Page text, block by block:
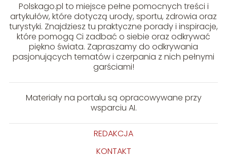
Polskago.pl to miejsce pełne pomocnych treści i
artykułów, które dotyczą urody, sportu, zdrowia oraz
turystyki. Znajdziesz tu praktyczne porady i inspiracje,
które pomogą Ci zadbać o siebie oraz odkrywać
piękno świata. Zapraszamy do odkrywania
pasjonujących tematów i czerpania z nich pełnymi
garściami!
Materiały na portalu są opracowywane przy
wsparciu AI.
REDAKCJA
KONTAKT